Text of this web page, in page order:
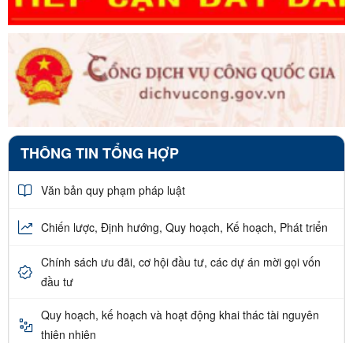
THÔNG TIN TỔNG HỢP
Văn bản quy phạm pháp luật
Chiến lược, Định hướng, Quy hoạch, Kế hoạch, Phát triển
Chính sách ưu đãi, cơ hội đầu tư, các dự án mời gọi vốn
đầu tư
Quy hoạch, kế hoạch và hoạt động khai thác tài nguyên
thiên nhiên